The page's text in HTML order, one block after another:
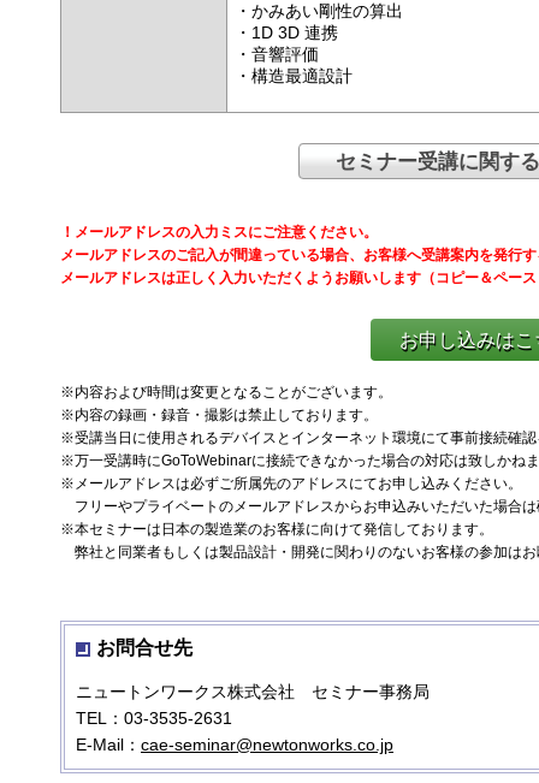
・かみあい剛性の算出
・1D 3D 連携
・音響評価
・構造最適設計
セミナー受講に関す
！メールアドレスの入力ミスにご注意ください。
メールアドレスのご記入が間違っている場合、お客様へ受講案内を発行
メールアドレスは正しく入力いただくようお願いします（コピー＆ペー
お申し込みはこ
※内容および時間は変更となることがございます。
※内容の録画・録音・撮影は禁止しております。
※受講当日に使用されるデバイスとインターネット環境にて事前接続確
※万一受講時にGoToWebinarに接続できなかった場合の対応は致しかね
※メールアドレスは必ずご所属先のアドレスにてお申し込みください。
フリーやプライベートのメールアドレスからお申込みいただいた場合
※本セミナーは日本の製造業のお客様に向けて発信しております。
弊社と同業者もしくは製品設計・開発に関わりのないお客様の参加は
お問合せ先
ニュートンワークス株式会社 セミナー事務局
TEL：03-3535-2631
E-Mail： cae-seminar@newtonworks.co.jp